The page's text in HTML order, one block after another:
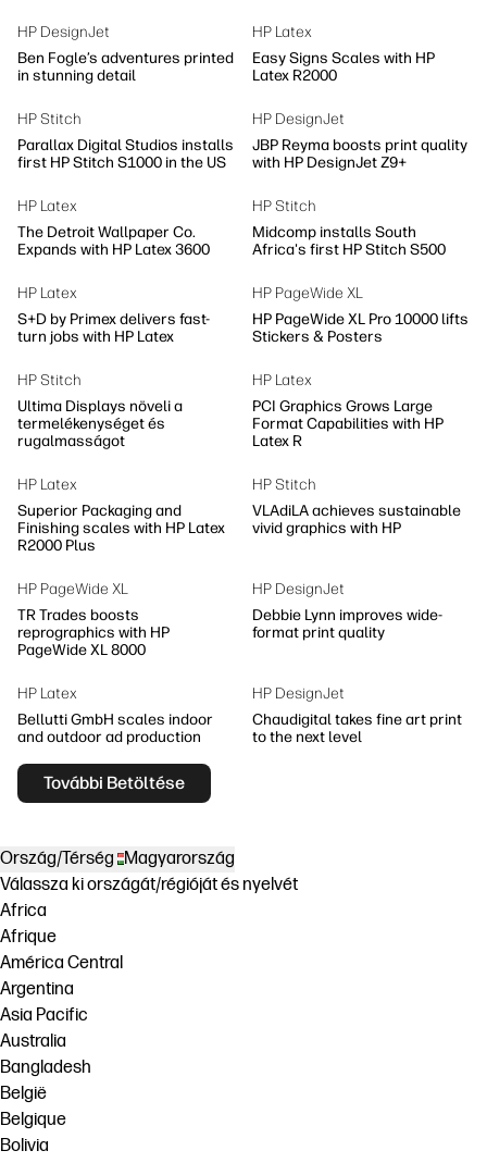
HP DesignJet
Ben Fogle’s adventures printed
in stunning detail
HP Latex
Easy Signs Scales with HP
Latex R2000
HP Stitch
Parallax Digital Studios installs
first HP Stitch S1000 in the US
HP DesignJet
JBP Reyma boosts print quality
with HP DesignJet Z9+
HP Latex
The Detroit Wallpaper Co.
Expands with HP Latex 3600
HP Stitch
Midcomp installs South
Africa's first HP Stitch S500
HP Latex
S+D by Primex delivers fast-
turn jobs with HP Latex
HP PageWide XL
HP PageWide XL Pro 10000 lifts
Stickers & Posters
HP Stitch
Ultima Displays növeli a
termelékenységet és
rugalmasságot
HP Latex
PCI Graphics Grows Large
Format Capabilities with HP
Latex R
HP Latex
Superior Packaging and
Finishing scales with HP Latex
R2000 Plus
HP Stitch
VLAdiLA achieves sustainable
vivid graphics with HP
HP PageWide XL
TR Trades boosts
reprographics with HP
PageWide XL 8000
HP DesignJet
Debbie Lynn improves wide-
format print quality
HP Latex
Bellutti GmbH scales indoor
and outdoor ad production
HP DesignJet
Chaudigital takes fine art print
to the next level
További Betöltése
Ország/Térség Magyarország
Válassza ki országát/régióját és nyelvét
Africa
Afrique
América Central
Argentina
Asia Pacific
Australia
Bangladesh
België
Belgique
Bolivia